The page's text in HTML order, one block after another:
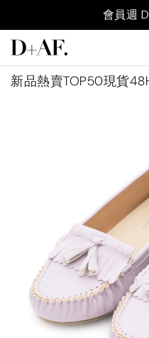
會員週
新品熱賣TOP50現貨